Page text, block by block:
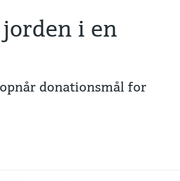
i en
donationsmål for